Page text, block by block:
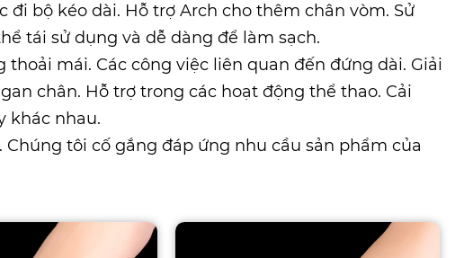
bộ kéo dài. Hỗ trợ Arch cho thêm chân vòm. Sử
tái sử dụng và dễ dàng để làm sạch.
thoải mái. Các công việc liên quan đến đứng dài. Giải
chân. Hỗ trợ trong các hoạt động thể thao. Cải
khác nhau.
. Chúng tôi cố gắng đáp ứng nhu cầu sản phẩm của